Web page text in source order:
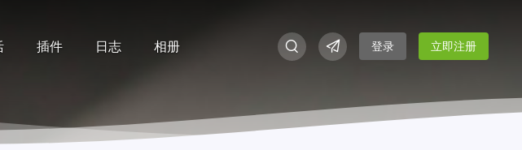
插件 日志 相册 登录 立即注册